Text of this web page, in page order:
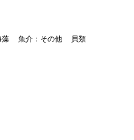
藻 魚介：その他 貝類